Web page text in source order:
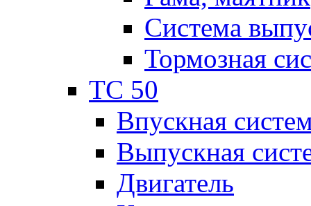
Система
Тормозная
TC 50
Впускная
Выпускная
Двигатель